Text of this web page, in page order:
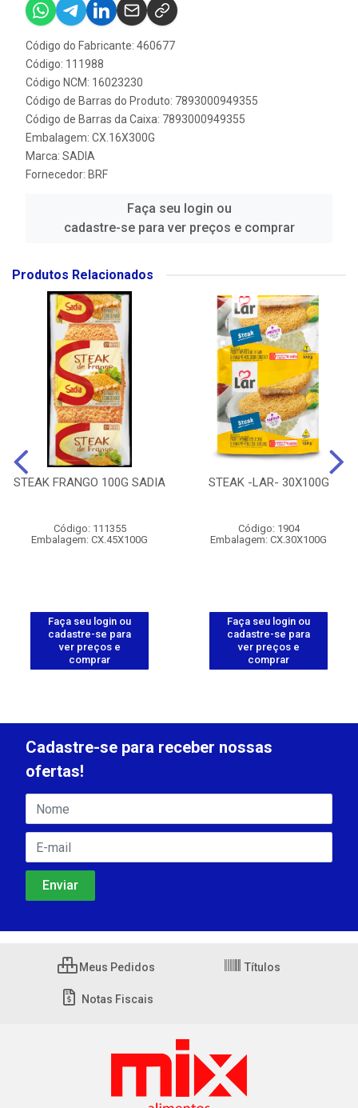
Código do Fabricante: 460677
Código: 111988
Código NCM: 16023230
Código de Barras do Produto: 7893000949355
Código de Barras da Caixa: 7893000949355
Embalagem: CX.16X300G
Marca: SADIA
Fornecedor: BRF
Faça seu login ou
cadastre-se para ver preços e comprar
Produtos Relacionados
STEAK FRANGO 100G SADIA
Código: 111355
Embalagem: CX.45X100G
Faça seu login ou
cadastre-se para
ver preços e
comprar
STEAK -LAR- 30X100G
Código: 1904
Embalagem: CX.30X100G
Faça seu login ou
cadastre-se para
ver preços e
comprar
Cadastre-se para receber nossas
ofertas!
Meus Pedidos Títulos
Notas Fiscais